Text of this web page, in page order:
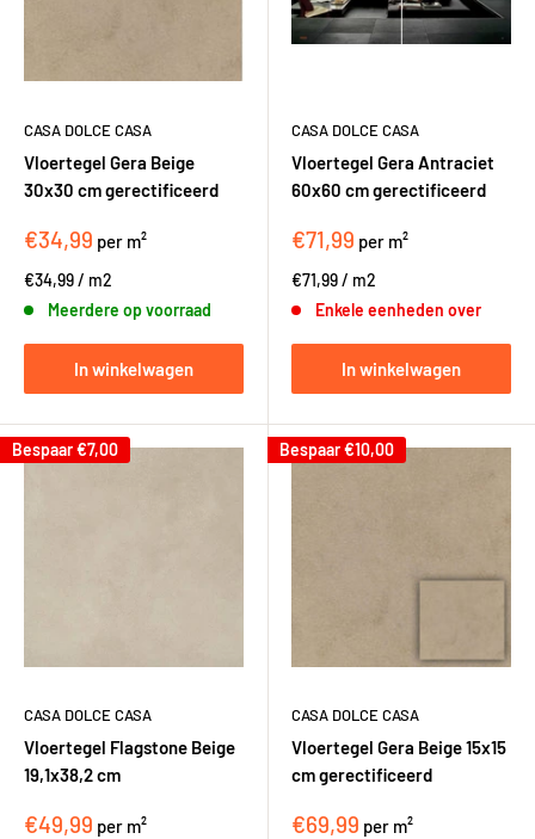
CASA DOLCE CASA
Vloertegel Gera Beige
30x30 cm gerectificeerd
€34,99 per m²
€34,99/ m2
Meerdere op voorraad
In winkelwagen
CASA DOLCE CASA
Vloertegel Gera Antraciet
60x60 cm gerectificeerd
€71,99 per m²
€71,99/ m2
Enkele eenheden over
In winkelwagen
Bespaar€7,00
CASA DOLCE CASA
Vloertegel Flagstone Beige
19,1x38,2 cm
€49,99 per m²
Bespaar€10,00
CASA DOLCE CASA
Vloertegel Gera Beige 15x15
cm gerectificeerd
€69,99 per m²